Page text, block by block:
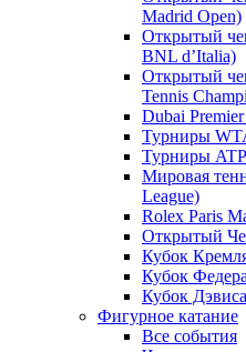
Madrid Open)
Открытый
BNL d’Italia)
Открытый
Tennis
Dubai Premier
Турниры
Турниры ATP
Мировая
League)
Rolex Paris
Открытый
Кубок
Кубок
Кубок Дэвиса
Фигурное катание
Все события